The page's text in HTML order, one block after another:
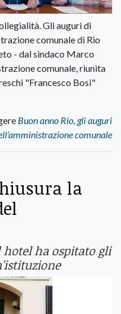
Gli auguri di
comunale di Rio
- dal sindaco Marco
comunale, riunita
"Francesco Bosi"
Buon anno Rio, gli auguri
comunale
la
hotel ha ospitato gli